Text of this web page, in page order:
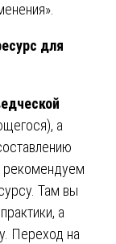
для
а
рекомендуем
Там вы
а
Переход на